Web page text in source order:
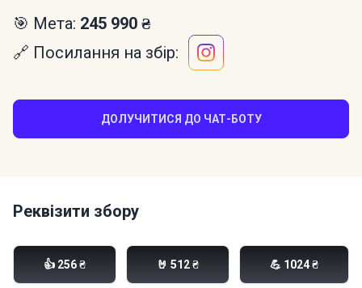
🎯 Мета: 245 990 ₴
🔗 Посилання на збір:
ДОЛУЧИТИСЯ ДО ЧАТ-БОТУ
Реквізити збору
Моно банка:
send.monobank.ua/jar/5ZD9Nny5cP
👍 256 ₴ 🤘 512 ₴ 💪 1024 ₴